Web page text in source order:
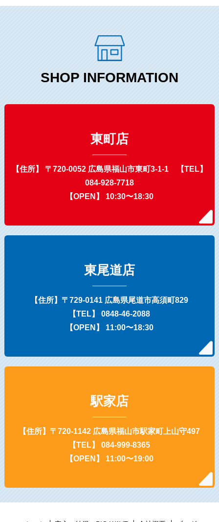
SHOP INFORMATION
東町店
【住所】 〒720-0052 広島県福山市東町3-1-1 【TEL】
084-928-7718
【OPEN】 10:30〜18:30
東尾道店
【住所】〒729-0141 広島県尾道市高須町829
【TEL】 0848-46-2088
【OPEN】 11:00〜18:30
駅家店
【住所】〒720-1142 広島県福山市駅家町上山守497
【TEL】 084-999-8365
【OPEN】 11:00〜19:00